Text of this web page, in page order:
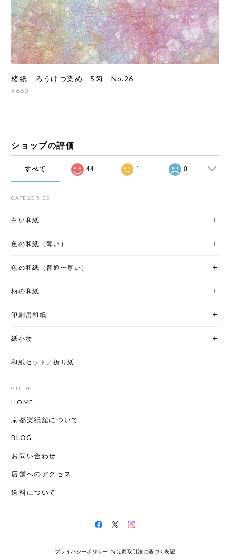
楮紙 ろうけつ染め 5匁 No.26
¥660
ショップの評価
すべて 44 1 0
CATEGORIES
白い和紙
色の和紙（薄い）
色の和紙（普通〜厚い）
柄の和紙
印刷用和紙
紙小物
和紙セット／折り紙
GUIDE
HOME
京都楽紙舘について
BLOG
お問い合わせ
店舗へのアクセス
送料について
プライバシーポリシー 特定商取引法に基づく表記